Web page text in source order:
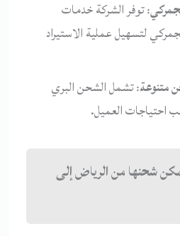
: توفر الشركة خدمات
لتسهيل عملية الاستيراد
متنوعة: تشمل الشحن البري
احتياجات العميل.
شحنها من الرياض إلى